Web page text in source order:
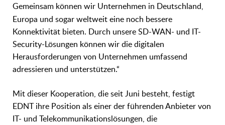
Gemeinsam können wir Unternehmen in Deutschland,
Europa und sogar weltweiteine noch bessere
Konnektivität bieten. Durch unsere SD-WAN- und IT-
Security-Lösungen können wir die digitalen
Herausforderungen von Unternehmen umfassend
adressieren und unterstützen.“
Mit dieser Kooperation, die seit Juni besteht, festigt
EDNT ihre Position als einer der führenden Anbieter von
IT- und Telekommunikationslösungen, die